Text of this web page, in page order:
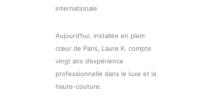
internationale
Aujourd’hui, installée en plein
cœur de Paris, Laure K. compte
vingt ans d’expérience
professionnelle dans le luxe et la
haute-couture.